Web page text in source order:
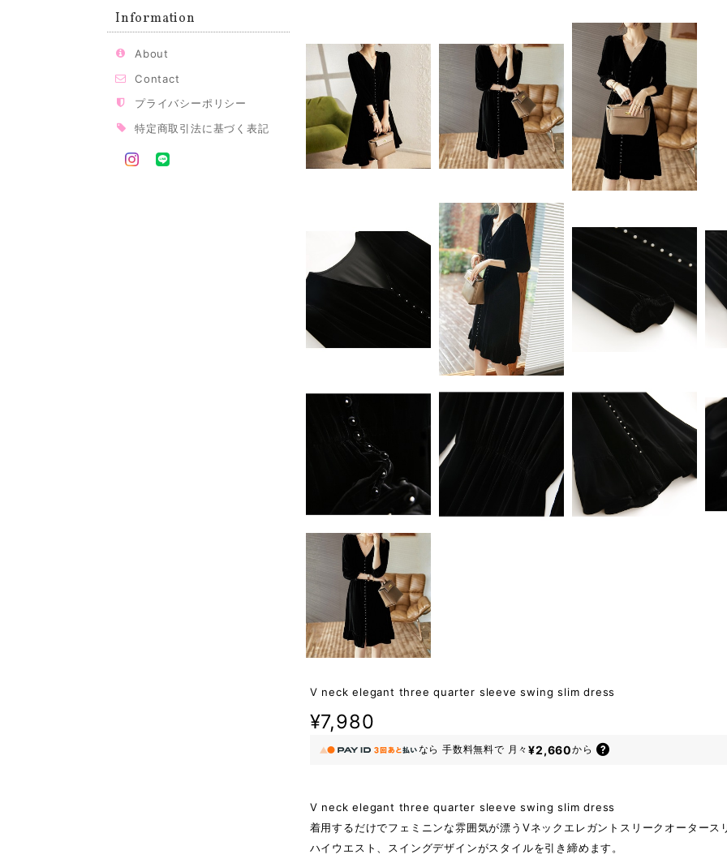
Information
About
Contact
プライバシーポリシー
特定商取引法に基づく表記
V neck elegant three quarter sleeve swing slim dress
¥7,980
なら 手数料無料で 月々¥2,660から
V neck elegant three quarter sleeve swing slim dress
着用するだけでフェミニンな雰囲気が漂うVネックエレガントスリークオータース
ハイウエスト、スイングデザインがスタイルを引き締めます。